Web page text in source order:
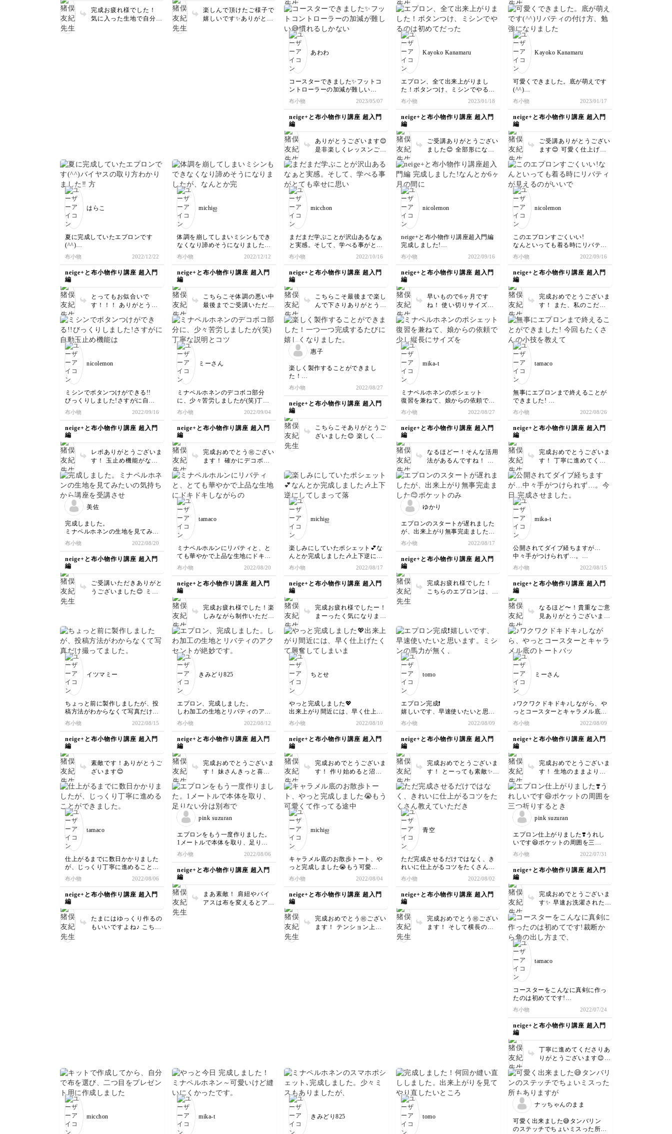
完成お疲れ様でした！
気に入った生地で自分が
楽しんで頂けたご様子で
嬉しいです✨ありがとう
疲れ様でした！ありがと
うございます😊
あわわ
コースターできました✨フットコ
ントローラーの加減が難しい😅
慣れるしかないですね。真っ直ぐ
縫うのも苦手だったのですが、マ
ステのおかげで真っ直ぐ縫えるよ
うになって嬉しいです🥰
布小物 2023/05/07
neige+と布小物作り講座 超入門
編
ありがとうございます😊
是非楽しくレッスンご受
あれば何なりと🙌
Kayoko Kanamaru
エプロン、全て出来上がりまし
た！ボタンつけ、ミシンでやるの
は初めてだったので楽しかったで
す！どれもオシャレで、ぜひ、中
級編！！楽しみにしています！
布小物 2023/01/18
neige+と布小物作り講座 超入門
編
ご受講ありがとうござい
ました😊 全部形になる
ね！どれもとっても素敵
です
Kayoko Kanamaru
可愛くできました。底が萌えです
(^^)
リバティの付け方、勉強になりま
した！
布小物 2023/01/17
neige+と布小物作り講座 超入門
編
ご受講ありがとうござい
ます😊 可愛く仕上げて
はらこ
夏に完成していたエプロンです
(^^)
バイヤスの取り方わかりました‼️
方眼定規の45°の線、初めて活用
しました‼️
エプロン作った後から、イベント
て、ハンドメイド品の販売を頑張
っています。販売してみようって
思えたのも、先生の丁寧な説明の
オンライン講座のおかげです(^^)
感謝感謝です♪
布小物 2022/12/22
neige+と布小物作り講座 超入門
編
とってもお似合いで
す！！！ ありがとうご
michiஐ
体調を崩してしまいミシンもでき
なくなり諦めそうになりました
が、なんとか完成しましたー😍
ハギレを使って先生のYouTubeを
見ながらずっと作りたかったアー
ムピンクッションも作りました💕
かりやすい動画ありがとうござい
ます✨
布小物 2022/12/12
neige+と布小物作り講座 超入門
編
こちらこそ体調の悪い中
最後までご受講いただき
ハンドメイドはここ、癒
される瞬間ですよね こ
れからも焦らずゆっくり
micchon
まだまだ学ぶことが沢山あるなぁ
と実感。そして、学べる事がとて
も幸せに思います。
最後まで楽しんで受講する事が出
来ました。
ありがとうございました。
布小物 2022/10/16
neige+と布小物作り講座 超入門
編
こちらこそ最後まで楽し
んで下さりありがとうご
地でよかったらピンクッ
ション作りやコースター
も楽しんで下さいね！
ご受講ありがとうござい
ました
nicolemon
neige+と布小物作り講座超入門編
完成しました!
なんとか6ヶ月の間に作り上げる
ことが出来ました。作品のサイズ
感も全て使いやすいサイズに仕上
がっている上に布を余すことなく
先生天才!」と何度呟いたことか!
生地選びも自分ではいつも上手く
いかず、お店に行ってもどのくら
い買ったらいいか分からず、カッ
ト済みの50cmとか買って中途半
端に作れなくなって布ばかりが山
になっていくので、こうしたキッ
トを使うと無駄なくできる上、素
材感に感動したりしてました。楽
しかったです。分かりやすい動
画、日常で使いやすい小物作りの
紹介、ありがとうございました!
布小物 2022/09/16
neige+と布小物作り講座 超入門
編
早いもので6ヶ月です
ね！ 使い切りサイズの
だけて嬉しいです。 最
後まで作品に仕立ててい
ただけて、使えるアイテ
りがとうございました！
nicolemon
このエプロンすごくいい!
なんといっても着る時にリバティ
が見えるのがいいですよね。気分
が上がります！なぜ裏側の写真か
と言うと3つ折りバイアスと裾の
折り上げが気持ちよく仕上がった
バイアス裁断時、45cm取れない
よ～と心配していましたが結局1
～2cmカットすることになり42cm
取れれば大丈夫!と分かりまし
た。肩紐つけてひっくり返した時
とかビシッと角が出たり、縫いズ
レせずに裾が縫えたり、猪俣先生
のレシピは本当に綺麗にピッタリ
仕上がっていくのが感動もので
す！
もう一個作りたい!デザインも仕
上がりも大好きです。
布小物 2022/09/16
neige+と布小物作り講座 超入門
編
完成おめでとうございま
す！ また、私のこだわ
だけて嬉しいです 普段
から重なり合わないよう
にとか、一度で決まる方
を共有できて幸せです！
もご自身の身丈に合わせ
ると、もっとピッタリと
nicolemon
ミシンでボタンつけができる!!
びっくりしました!さすがに自動
玉止め機能はありませんでしたが
うちのミシンでもボタンつけが出
来ました!嬉しくなってマイレポ
投稿です。
布小物 2022/09/16
neige+と布小物作り講座 超入門
編
レポありがとうございま
す！ 玉止め機能がない
を0にすると同じように
できるかな？と思いま
す。 是非お試しを〜 で
もたくさん往復してあれ
ば十分かと思いますけど
も👌
ミーさん
ミナペルホネンのデコボコ部分
に、少々苦労しましたが(笑)丁寧
な説明とコツを教えていただいた
お陰で、私でも完成させることが
出来ました♪
でも、贅沢な生地なのでドキドキ
布小物 2022/09/04
neige+と布小物作り講座 超入門
編
完成おめでとう㊗️ござい
ます！ 確かにデコボコ
ー。でも素敵に仕上げて
下さり嬉しいです！あり
がとうございます😊
惠子
楽しく製作することができまし
た！
一つ一つ完成するたびに嬉しくな
りました。
使えるのもうれしくて、持ち歩く
のが楽しみです。
した😊
布小物 2022/08/27
neige+と布小物作り講座 超入門
編
こちらこそありがとうご
ざいました😊 楽しくご
mika-t
ミナペルホネンのポシェット
復習を兼ねて、娘からの依頼で少
し縦長にサイズを変えて作りまし
た。
並べて見たら、縦長の分 可愛ら
しさが無くてシャープになった感
今回の復習 前回メモをとってた
モノを見返しながら、わからない
所だけを動画で見直す形にし〜と
っても楽しく作り上げました。
布小物 2022/08/27
neige+と布小物作り講座 超入門
編
なるほどー！そんな活用
法があるんですね！ ノ
心ですね 私なんてメモ
書いたの無くしそう涙
これからに役立つレシピ
になりますように
tamaco
無事にエプロンまで終えることが
できました!
今回もたくさんの小技を教えてい
ただきありがとうございます!
注意点をその都度教えてくださる
ので、大きな失敗もなく楽しく製
て家事に勤しみます( ˃ᴗ˂ )
布小物 2022/08/26
neige+と布小物作り講座 超入門
編
完成おめでとうございま
す！ 丁寧に進めてくだ
プロンが手作りだとなん
だかお料理の腕も上がっ
ちゃう気分ですよねー！
美佐
完成しました。
ミナペルホネンの生地を見てみた
いの気持ちから講座を受講させて
いただきました。どれもとても素
敵で、完成できたことに感激で
す。
布小物 2022/08/20
neige+と布小物作り講座 超入門
編
ご受講いただきありがと
うございました😊 ミナ
上げてくださりありがと
うございました😊
tamaco
ミナペルホルンにリバティと、と
ても華やかで上品な生地にドキド
キしながらの制作でした。
こちらも丁寧な解説で、じっくり
と楽しみながら作ることができま
した♫
りがとうございました(^^)
布小物 2022/08/20
neige+と布小物作り講座 超入門
編
完成お疲れ様でした！楽
しみながら制作いただき
たくさん使ってください
ね！
michiஐ
楽しみにしていたポシェット💕な
んとか完成しました🎶上下逆にし
てしまって落ち込みましたが、完
成してみると全く気にならない可
愛さです🥰次に作るときは気をつ
けます！
布小物 2022/08/17
neige+と布小物作り講座 超入門
編
完成お疲れ様でしたー！
まーったく気になりませ
くださりありがとうござ
いました！革が効いてま
すねー！
ゆかり
エプロンのスタートが遅れました
が、出来上がり無事完走ました
😊
ポケットのみ仕上げのときに、厚
みが送り歯と上手く合わなかった
みたいで、進まなくなり手動でチ
ントが…一瞬焦りました💦
動画の説明がとてもわかり易く
て、きれいに仕上げることができ
ました🎵
です😅
ワンサイズ上げてまたチャレンジ
しようと思います😊
ここに来なければ使わなかったで
あろう
裁ち目かがりの抑えやボタン付け
の機能など楽しかったです🤭
ありがとうございました😊
布小物 2022/08/17
neige+と布小物作り講座 超入門
編
完成お疲れ様でした！
こちらのエプロンは、布
けなければサイズ気にす
ることなく使えると思い
ます。 私も普段は止め
ずに使用していますの
最後までご受講いただき
mika-t
公開されてダイブ経ちますが…
中々手がつけられず…。
今日 完成させました。
布の質感もリバティの使い方もと
っても素敵。
しかし、少し太った私には少々キ
ズ大きくしてまた作ります！
素敵な講座を受講出来、とっても
楽しかったです。
ありがとうございました〜！
布小物 2022/08/15
neige+と布小物作り講座 超入門
編
なるほど〜！貴重なご意
見ありがとうございます
開中の切り替えエプロン
の方もお試しください
ね！ 紐で結ぶタイプも
イツマミー
ちょっと前に製作しましたが、投
稿方法がわからなくて写真だけ撮
ってました。
布小物 2022/08/15
neige+と布小物作り講座 超入門
編
素敵です！ありがとうご
ざいます😊
きみどり825
エプロン、完成しました。
しわ加工の生地とリバティのアク
セントが絶妙です。
こちらのエプロンは妹にプレゼン
トする予定なので、自分用にも製
作したいです。
布小物 2022/08/12
neige+と布小物作り講座 超入門
編
完成おめでとうございま
す！ 妹さんきっと喜ば
素敵です ご受講いただ
きありがとうございまし
た！
ちとせ
やっと完成しました💖
出来上がり間近には、早く仕上げ
たくて興奮してしまいました😆
実物は写真で見るよりもっともっ
と可愛いです💕
次はポシェット✨
猪俣先生、ありがとうございます
🥰
布小物 2022/08/10
neige+と布小物作り講座 超入門
編
完成おめでとうございま
す！ 作り始めると沼り
力です笑 ポシェットも
是非楽しんでください
ね！ ご報告ありがとう
tomo
エプロン完成❗️
嬉しいです、早速使いたいと思い
ます。ミシンの馬力が無く、分厚
いところがなかなか前に進まなか
ったりしましたか、なんとか出来
ました。ポイントのリバティ生地
たいです。また、自分でも生地合
わせを考えて作りたいです。とて
も楽しく受講出来ました。ありが
とうございました😊
布小物 2022/08/09
neige+と布小物作り講座 超入門
編
完成おめでとうございま
す！ とーっても素敵✨
は馬力が必要ですものね
ー ご受講ありがとうご
ざいます😊
ミーさん
♪ワクワクドキドキ♪しながら、や
っとコースターとキャラメル底の
トートバッグが出来ました✨生地
もステキですが…作品になると本
当に可愛いです(^-^)
4歳の娘も、可愛いのできてる☆
す♪
布小物 2022/08/09
neige+と布小物作り講座 超入門
編
完成おめでとうございま
す！ 生地のままよりず
ね！ 娘さん💕かわいい
なー こりゃ作らないと
ーですよー
tamaco
仕上がるまでに数日かかりました
が、じっくり丁寧に進めることが
できました。
基本的なことを自己流でしていた
事に気付かされ、たいへん良い勉
強になりました!
布小物 2022/08/06
neige+と布小物作り講座 超入門
編
たまにはゆっくり作るの
もいいですよね♪ こちら
pink suzuran
エプロンをもう一度作りました。
1メートルで本体を取り、足りな
い分は別布で肩紐をとりました。
バイアステープの作り方やジグザ
グミシンの縫い目の長さを変えた
縫い方など工夫が詰まった作り方
縫う楽しみを感じながらカリキュ
ラムを修了できたことに感謝で
す。
布小物 2022/08/06
neige+と布小物作り講座 超入門
編
まあ素敵！ 肩紐やバイ
アスは布を変えるとアク
michiஐ
キャラメル底のお散歩トート、や
っと完成しました😭もう可愛く
て作ってる途中からテンション上
がりました😍
布小物 2022/08/04
neige+と布小物作り講座 超入門
編
完成おめでとう㊗️ござい
ます！ テンション上が
青空
ただ完成させるだけではなく、き
れいに仕上がるコツをたくさん教
えていただきました。着てみる
と、形がきれいでテンションあが
ります♫講座を通して、楽しく進
めることができました。
布小物 2022/08/02
neige+と布小物作り講座 超入門
編
完成おめでとう㊗️ござい
ます！ そして横長のポ
pink suzuran
エプロン仕上がりました❣️うれし
いです😆ポケットの周囲を三つ
折りするとき、口の辺りが分厚く
て縫うのに苦労しました。早速洗
濯してみたら、縮んだのは８ミリ
程度。リバティの布に響くことな
😊
布小物 2022/07/31
neige+と布小物作り講座 超入門
編
完成おめでとうございま
す✨ 早速お洗濯されたの
増していることかと思い
ます。 是非たくさんご
活用下さいませ〜 最後
tamaco
コースターをこんなに真剣に作っ
たのは初めてです!
裁断から角の出し方まで、丁寧な
解説でとても勉強になりました!
周囲はぐるりと一周縫いました。
ノーアイロンでもきれいに仕上が
布小物 2022/07/24
neige+と布小物作り講座 超入門
編
丁寧に進めてくださりあ
りがとうございます😊
コツが詰め込まれている
んですよねー 楽しんで
いただけて何よりです✨
micchon mika-t きみどり825 tomo
ナッちゃんのまま
可愛く出来ました😅タンバリン
のステッチでちょいミスった所も